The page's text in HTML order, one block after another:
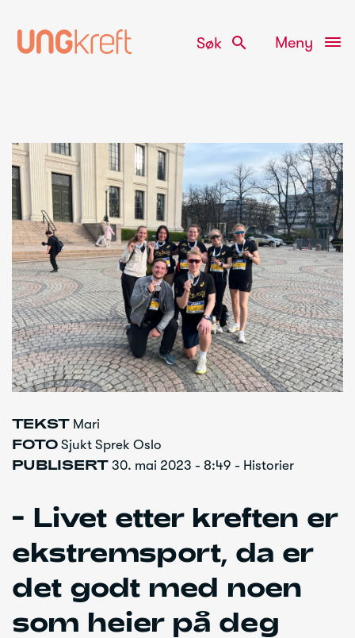
Gå
innhold
Søk search Meny
TEKST Mari
FOTO Sjukt Sprek Oslo
PUBLISERT 30. mai 2023 - 8:49 - Historier
- Livet etter kreften er
ekstremsport, da er
det godt med noen
som heier på deg